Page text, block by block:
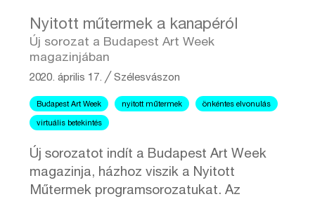
Nyitott műtermek a kanapéról
Új sorozat a Budapest Art Week
magazinjában
2020. április 17. ╱Szélesvászon
Budapest Art Week nyitott műtermek önkéntes elvonulás
virtuális betekintés
Új sorozatot indít a Budapest Art Week
magazinja, házhoz viszik a Nyitott
Műtermek programsorozatukat. Az